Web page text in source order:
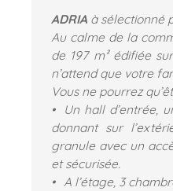
ADRIA à sélectionné
Au calme de la
de 197 m² édifiée
n’attend que votre
Vous ne pourrez
Un hall d’entrée,
donnant sur
granule avec un
et sécurisée.
A l’étage, 3